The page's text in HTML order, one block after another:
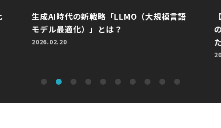
生成AI時代の新戦略「LLMO（大規模言語
モデル最適化）」とは？
2026.02.20